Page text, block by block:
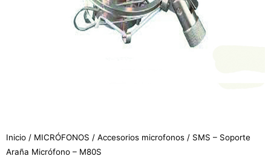
Inicio / MICRÓFONOS / Accesorios microfonos / SMS – Soporte
Araña Micrófono – M80S